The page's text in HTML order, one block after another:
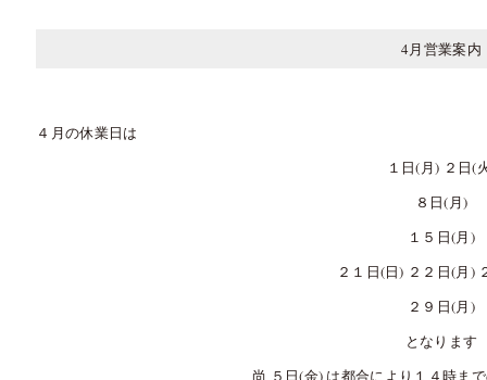
4月営業案内
４月の休業日は
１日(月) ２日(
８日(月)
１５日(月)
２１日(日) ２２日(月)
２９日(月)
となります
尚 ５日(金) は都合により１４時ま